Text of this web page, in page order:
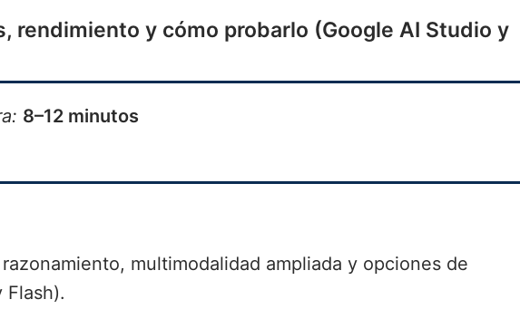
rendimiento y cómo probarlo (Google AI Studio y
8–12 minutos
multimodalidad ampliada y opciones de
Flash).